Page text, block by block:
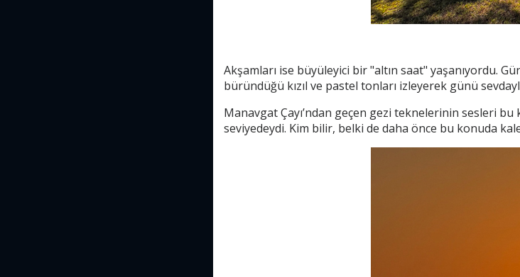
Akşamları ise büyüleyici bir "altın saat" yaşanıyordu.
büründüğü kızıl ve pastel tonları izleyerek günü
Manavgat Çayı’ndan geçen gezi teknelerinin sesleri
seviyedeydi. Kim bilir, belki de daha önce bu konuda